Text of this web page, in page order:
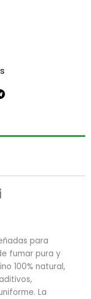
para
fumar pura y
100% natural,
La